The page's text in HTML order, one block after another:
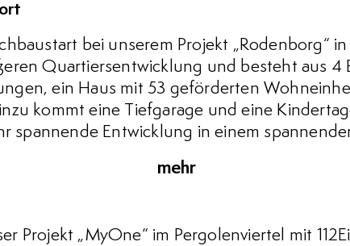
bei unserem Projekt „Rodenborg“
Quartiersentwicklung und besteht aus 4
ein Haus mit 53 geförderten
kommt eine Tiefgarage und eine
spannende Entwicklung in einem
mehr
Projekt „MyOne“ im Pergolenviertel mit